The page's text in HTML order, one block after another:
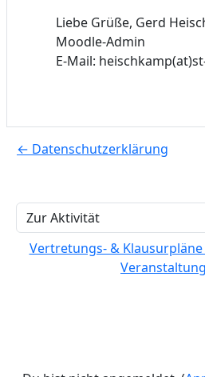
Liebe Grüße, Gerd
Moodle-Admin
E-Mail:
← Datenschutzerklärung
Zur Aktivität
Vertretungs- &